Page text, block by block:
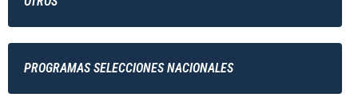
PROGRAMAS SELECCIONES NACIONALES